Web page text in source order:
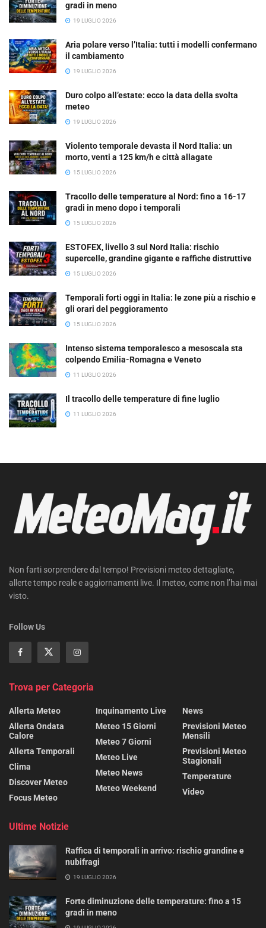
gradi in meno
19 LUGLIO 2026
Aria polare verso l’Italia: tutti i modelli confermano
il cambiamento
19 LUGLIO 2026
Duro colpo all’estate: ecco la data della svolta
meteo
19 LUGLIO 2026
Violento temporale devasta il Nord Italia: un
morto, venti a 125 km/h e città allagate
15 LUGLIO 2026
Tracollo delle temperature al Nord: fino a 16-17
gradi in meno dopo i temporali
15 LUGLIO 2026
ESTOFEX, livello 3 sul Nord Italia: rischio
supercelle, grandine gigante e raffiche distruttive
15 LUGLIO 2026
Temporali forti oggi in Italia: le zone più a rischio e
gli orari del peggioramento
15 LUGLIO 2026
Intenso sistema temporalesco a mesoscala sta
colpendo Emilia-Romagna e Veneto
11 LUGLIO 2026
Il tracollo delle temperature di fine luglio
11 LUGLIO 2026
Non farti sorprendere dal tempo! Previsioni meteo dettagliate,
allerte tempo reale e aggiornamenti live. Il meteo, come non l’hai mai
visto.
Follow Us
Trova per Categoria
Allerta Meteo
Allerta Ondata
Calore
Allerta Temporali
Clima
Discover Meteo
Focus Meteo
Inquinamento Live
Meteo 15 Giorni
Meteo 7 Giorni
Meteo Live
Meteo News
Meteo Weekend
News
Previsioni Meteo
Mensili
Previsioni Meteo
Stagionali
Temperature
Video
Ultime Notizie
Raffica di temporali in arrivo: rischio grandine e
nubifragi
19 LUGLIO 2026
Forte diminuzione delle temperature: fino a 15
gradi in meno